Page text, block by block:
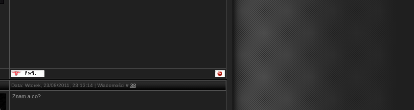
Data: Wtorek, 23/08/2011, 23:13:14 | Wiadomości # 38
Znam a co?